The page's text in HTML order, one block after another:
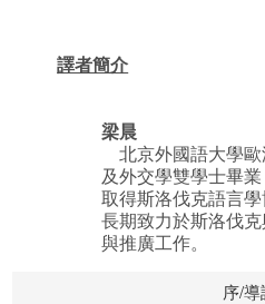
譯者簡介
梁晨
北京外國語大學
及外交學雙學士畢
取得斯洛伐克語言
長期致力於斯洛伐
與推廣工作。
序/導